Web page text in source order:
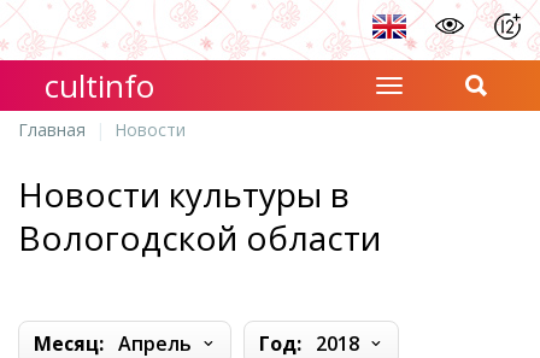
cultinfo
Главная Новости
Новости культуры в
Вологодской области
Месяц: Апрель Год: 2018